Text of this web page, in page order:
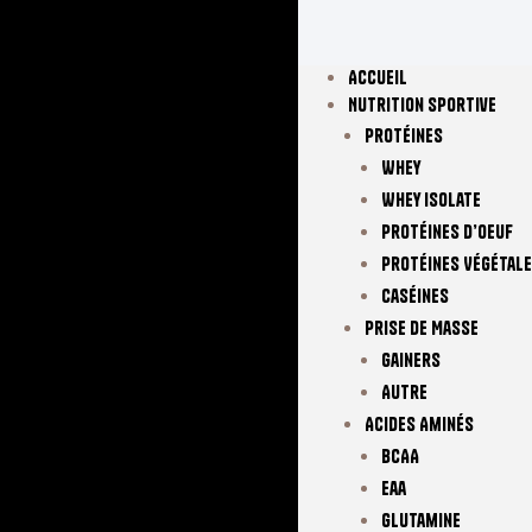
Accueil
Nutrition Sportive
Protéines
Whey
Whey Isolate
Protéines D’oeuf
Protéines
Caséines
Prise De Masse
Gainers
Autre
Acides Aminés
BCAA
Eaa
Glutamine